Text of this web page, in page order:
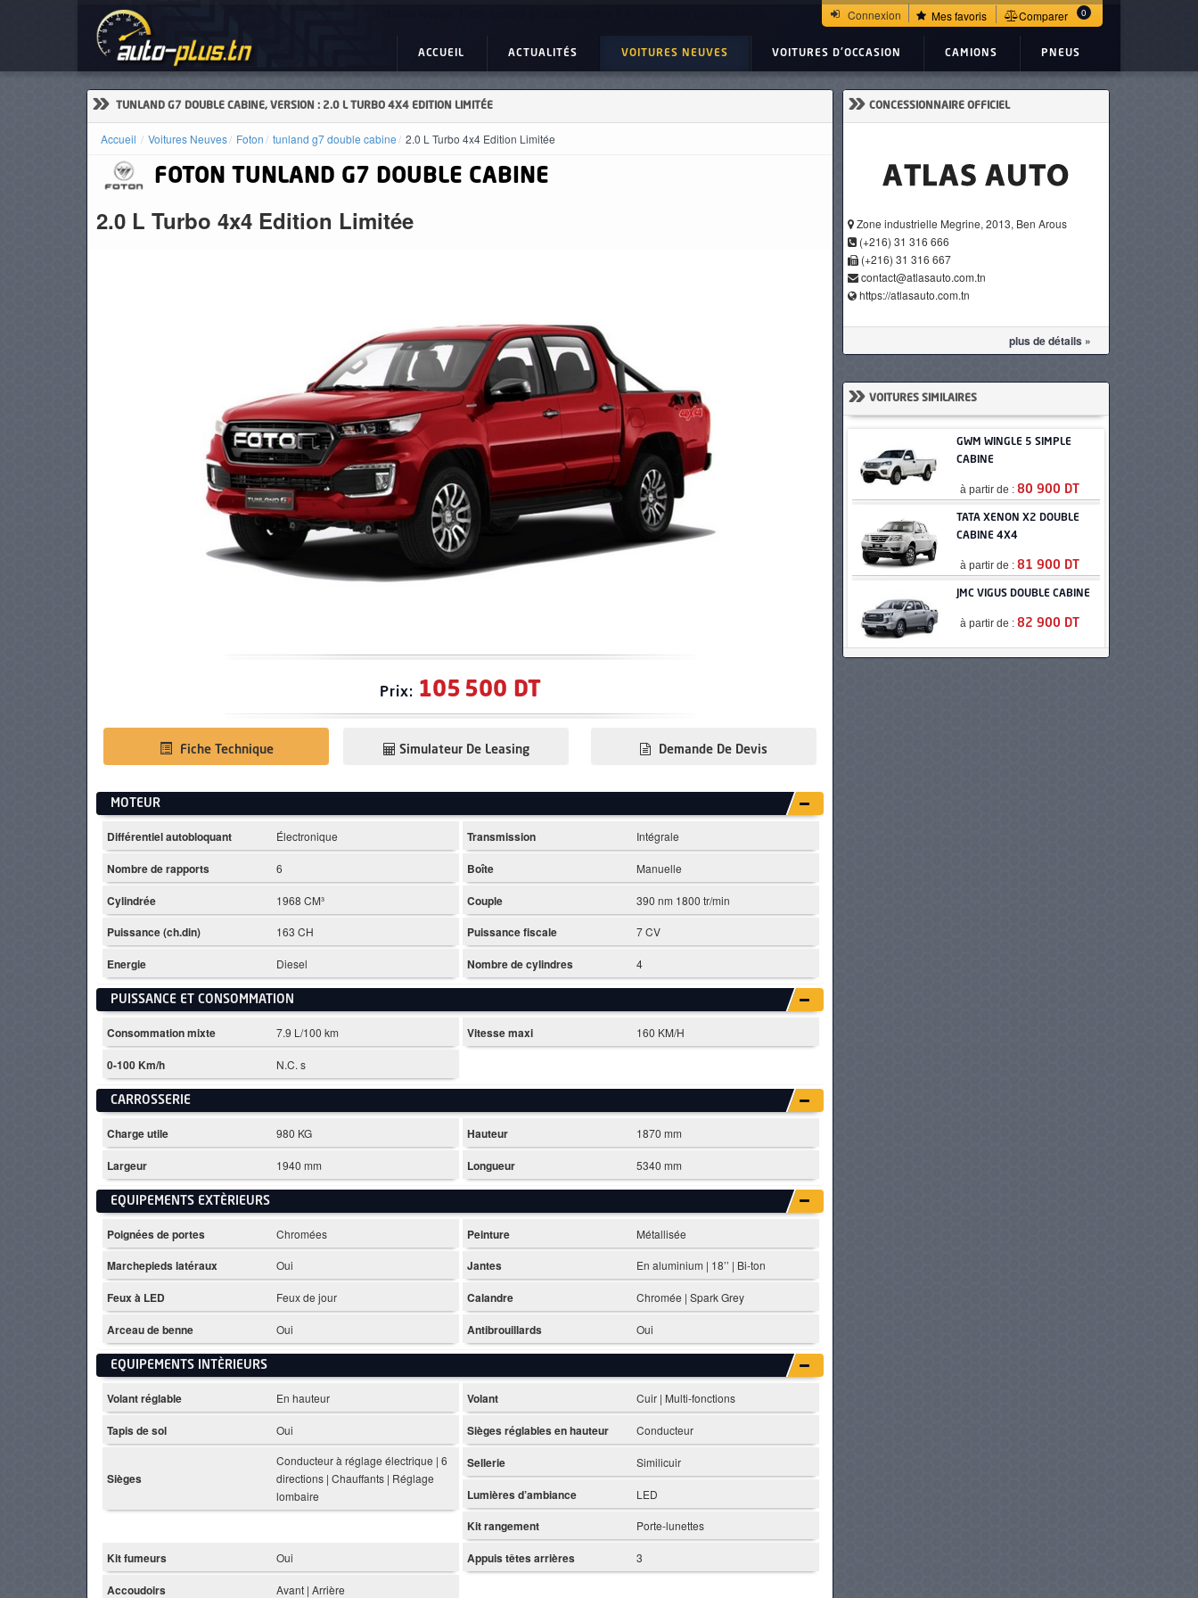
Connexion Mes favoris Comparer 0
ACCUEIL ACTUALITÉS VOITURES NEUVES VOITURES D'OCCASION CAMIONS PNEUS
» TUNLAND G7 DOUBLE CABINE, VERSION : 2.0 L TURBO 4X4 EDITION LIMITÉE
Accueil Voitures Neuves Foton tunland g7 double cabine 2.0 L Turbo 4x4 Edition Limitée
FOTON TUNLAND G7 DOUBLE CABINE
2.0 L Turbo 4x4 Edition Limitée
Prix: 105 500 DT
Fiche Technique Demande De Devis
Simulateur De Leasing
MOTEUR
Différentiel autobloquant Électronique Transmission Intégrale
Nombre de rapports 6 Boîte Manuelle
Cylindrée 1968 CM³ Couple 390 nm 1800 tr/min
Puissance (ch.din) 163 CH Puissance fiscale 7 CV
Energie Diesel Nombre de cylindres 4
PUISSANCE ET CONSOMMATION
Consommation mixte 7.9 L/100 km Vitesse maxi 160 KM/H
0-100 Km/h N.C. s
CARROSSERIE
Charge utile 980 KG Hauteur 1870 mm
Largeur 1940 mm Longueur 5340 mm
EQUIPEMENTS EXTÈRIEURS
Poignées de portes Chromées Peinture Métallisée
Marchepieds latéraux Oui Jantes En aluminium | 18’’ | Bi-ton
Feux à LED Feux de jour Calandre Chromée | Spark Grey
Arceau de benne Oui Antibrouillards Oui
EQUIPEMENTS INTÈRIEURS
Volant réglable En hauteur Volant Cuir | Multi-fonctions
Tapis de sol Oui Sièges réglables en hauteur Conducteur
Sièges
Conducteur à réglage électrique | 6
directions | Chauffants | Réglage
lombaire
Sellerie Similicuir
Lumières d’ambiance LED
Kit rangement Porte-lunettes
Kit fumeurs Oui Appuis têtes arrières 3
Accoudoirs Avant | Arrière
» CONCESSIONNAIRE OFFICIEL
Zone industrielle Megrine, 2013, Ben Arous
(+216) 31 316 666
(+216) 31 316 667
contact@atlasauto.com.tn
https://atlasauto.com.tn
plus de détails »
» VOITURES SIMILAIRES
GWM WINGLE 5 SIMPLE
CABINE
à partir de :80 900 DT
TATA XENON X2 DOUBLE
CABINE 4X4
à partir de :81 900 DT
JMC VIGUS DOUBLE CABINE
à partir de :82 900 DT
ACTUALITÉS